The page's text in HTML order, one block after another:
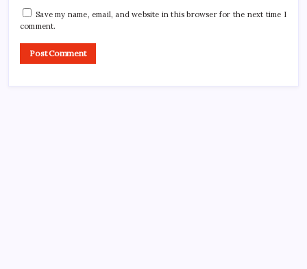
Save my name, email, and website in this browser for the next time I
comment.